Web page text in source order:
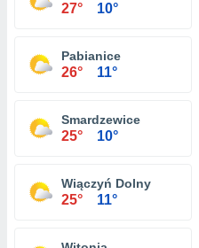
27° 10°
Pabianice
26° 11°
Smardzewice
25° 10°
Wiączyń Dolny
25° 11°